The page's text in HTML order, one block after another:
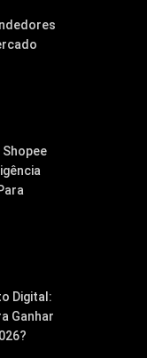
Shopee
Digital:
Ganhar